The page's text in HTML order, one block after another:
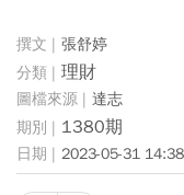
張舒婷
理財
達志
1380期
2023-05-31 14:38